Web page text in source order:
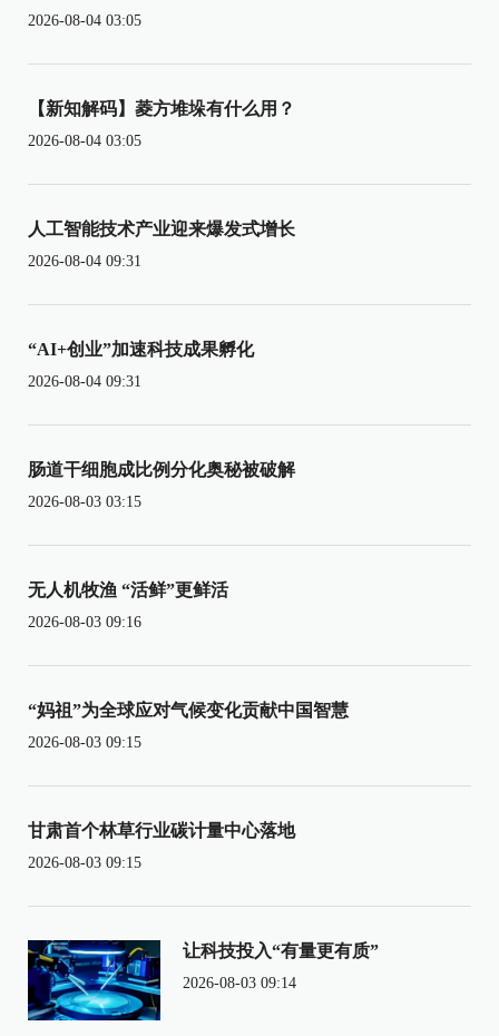
2026-08-04 03:05
【新知解码】菱方堆垛有什么用？
2026-08-04 03:05
人工智能技术产业迎来爆发式增长
2026-08-04 09:31
“AI+创业”加速科技成果孵化
2026-08-04 09:31
肠道干细胞成比例分化奥秘被破解
2026-08-03 03:15
无人机牧渔 “活鲜”更鲜活
2026-08-03 09:16
“妈祖”为全球应对气候变化贡献中国智慧
2026-08-03 09:15
甘肃首个林草行业碳计量中心落地
2026-08-03 09:15
让科技投入“有量更有质”
2026-08-03 09:14